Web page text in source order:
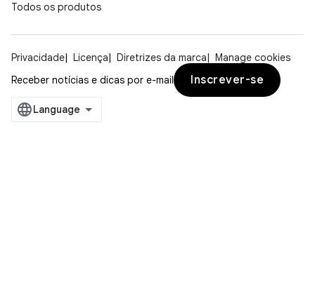
Todos os produtos
Privacidade Licença Diretrizes da marca
Manage cookies
Receber notícias e dicas por e-mail
Inscrever-se